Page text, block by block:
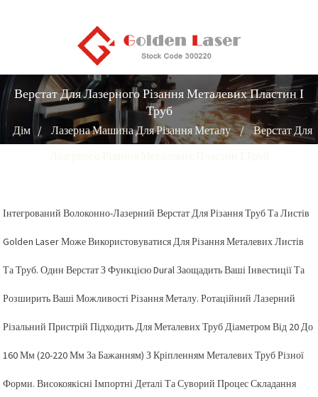
Верстат Для Лазерного Різання Металевих Пластин І
Труб
Дім Лазерна Машина Для Різання Металу
Верстат Для
Інтегрований Волоконно-Лазерний Верстат Для Різання Труб Та Листів
Golden Laser Може Використовуватися Для Різання Металевих Листів
Та Труб. Один Верстат З Функцією Dural Заощадить Ваші Інвестиції Та
Розширить Ваші Можливості Різання Металу. Ротаційний Лазерний
Різальний Пристрій Підходить Для Металевих Труб Діаметром Від 20 До
160 Мм (20-220 Мм За Бажанням) З Кріпленням Металевих Труб Різної
Форми. Високоякісні Імпортні Деталі Та Суворий Процес Складання